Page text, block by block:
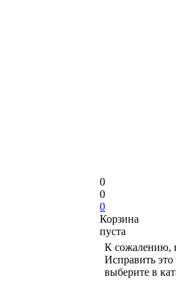
0
0
0
Корзина
пуста
К сожалению,
Исправить это
выберите в